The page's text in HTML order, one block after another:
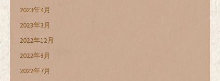
2023年4月
2023年3月
2022年12月
2022年8月
2022年7月